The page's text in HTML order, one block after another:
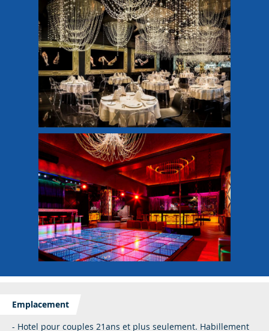
Emplacement
- Hotel pour couples 21ans et plus seulement. Habillement